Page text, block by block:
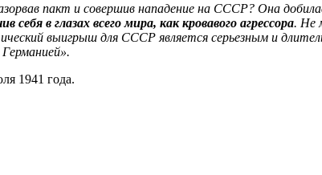
пакт и совершив нападение на СССР? Она
себя в глазах всего мира, как кровавого агрессора. Не
выигрыш для СССР является серьезным и
1941 года.